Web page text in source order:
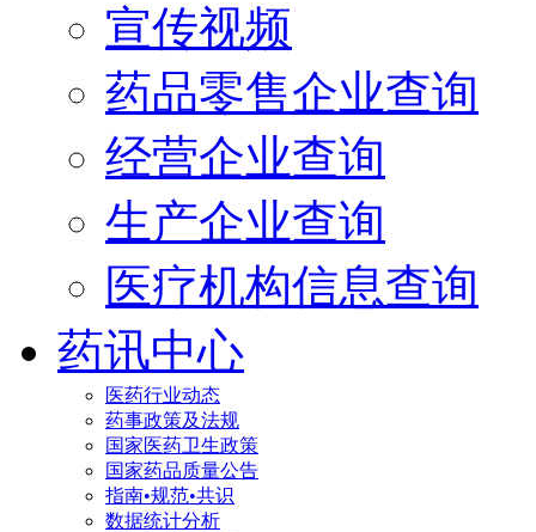
宣传视频
药品零售企业查询
经营企业查询
生产企业查询
医疗机构信息查询
药讯中心
医药行业动态
药事政策及法规
国家医药卫生政策
国家药品质量公告
指南•规范•共识
数据统计分析